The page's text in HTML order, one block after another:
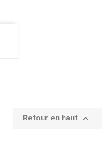
Retour en haut 